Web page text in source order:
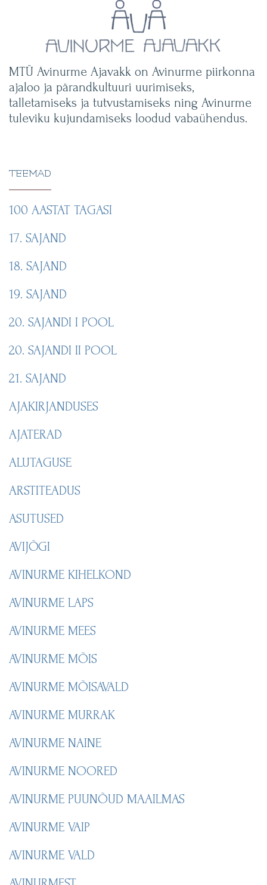
MTÜ Avinurme Ajavakk on Avinurme piirkonna
ajaloo ja pärandkultuuri uurimiseks,
talletamiseks ja tutvustamiseks ning Avinurme
tuleviku kujundamiseks loodud vabaühendus.
TEEMAD
100 AASTAT TAGASI
17. SAJAND
18. SAJAND
19. SAJAND
20. SAJANDI I POOL
20. SAJANDI II POOL
21. SAJAND
AJAKIRJANDUSES
AJATERAD
ALUTAGUSE
ARSTITEADUS
ASUTUSED
AVIJÕGI
AVINURME KIHELKOND
AVINURME LAPS
AVINURME MEES
AVINURME MÕIS
AVINURME MÕISAVALD
AVINURME MURRAK
AVINURME NAINE
AVINURME NOORED
AVINURME PUUNÕUD MAAILMAS
AVINURME VAIP
AVINURME VALD